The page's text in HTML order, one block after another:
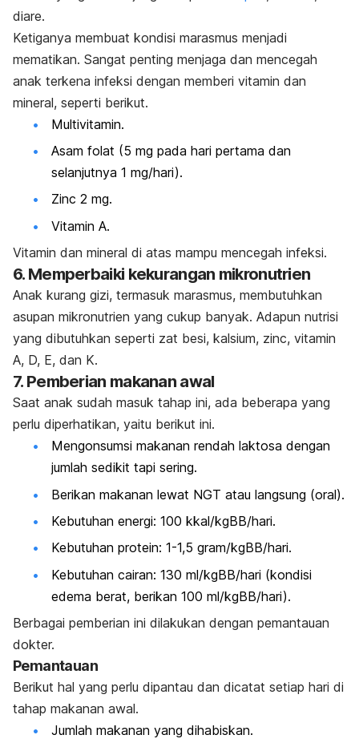
diare.
Ketiganya membuat kondisi marasmus menjadi
mematikan. Sangat penting menjaga dan mencegah
anak terkena infeksi dengan memberi vitamin dan
mineral, seperti berikut.
Multivitamin.
Asam folat (5 mg pada hari pertama dan
selanjutnya 1 mg/hari).
Zinc 2 mg.
Vitamin A.
Vitamin dan mineral di atas mampu mencegah infeksi.
6. Memperbaiki kekurangan mikronutrien
Anak kurang gizi, termasuk marasmus, membutuhkan
asupan mikronutrien yang cukup banyak. Adapun nutrisi
yang dibutuhkan seperti zat besi, kalsium, zinc, vitamin
A, D, E, dan K.
7. Pemberian makanan awal
Saat anak sudah masuk tahap ini, ada beberapa yang
perlu diperhatikan, yaitu berikut ini.
Mengonsumsi makanan rendah laktosa dengan
jumlah sedikit tapi sering.
Berikan makanan lewat NGT atau langsung (oral).
Kebutuhan energi: 100 kkal/kgBB/hari.
Kebutuhan protein: 1-1,5 gram/kgBB/hari.
Kebutuhan cairan: 130 ml/kgBB/hari (kondisi
edema berat, berikan 100 ml/kgBB/hari).
Berbagai pemberian ini dilakukan dengan pemantauan
dokter.
Pemantauan
Berikut hal yang perlu dipantau dan dicatat setiap hari di
tahap makanan awal.
Jumlah makanan yang dihabiskan.